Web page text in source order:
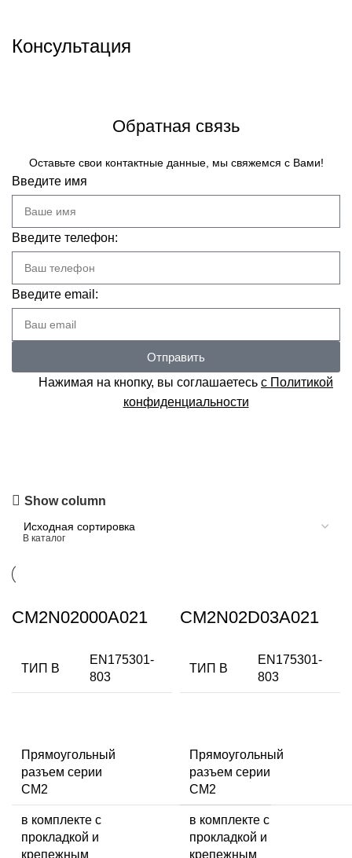
Консультация
Обратная связь
Оставьте свои контактные данные, мы свяжемся с Вами!
Введите имя
Введите телефон:
Введите email:
Отправить
Нажимая на кнопку, вы соглашаетесь с Политикой
конфиденциальности
В каталог
Show column
CM2N02000A021
ТИП В
EN175301-
803
Прямоугольный
разъем серии
CM2
в комплекте с
прокладкой и
крепежным
CM2N02D03A021
ТИП В
EN175301-
803
Прямоугольный
разъем серии
CM2
в комплекте с
прокладкой и
крепежным